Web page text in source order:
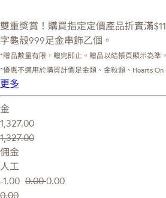
雙重獎賞！購買指定定價產品折實滿
字龜殼999足金串飾乙個。
*贈品數量有限，贈完即止。贈品以結帳頁顯示為準。
*優惠不適用於購買計價足金類、金粒類、Hearts On
更多
金
1,327.00
1,327.00
佣金
人工
-1.00 0.000.00
0.00